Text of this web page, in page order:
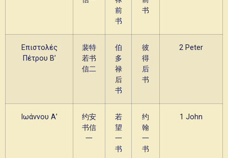
前
书
书
Επιστολές
Πέτρου B’
裴特
若书
信二
伯
多
禄
后
书
彼
得
后
书
2 Peter
Ιωάννου Α’
约安
书信
一
若
望
一
书
约
翰
一
书
1 John